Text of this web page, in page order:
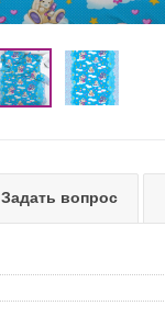
Задать вопрос